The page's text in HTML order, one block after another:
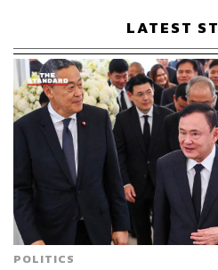
LATEST
POLITICS